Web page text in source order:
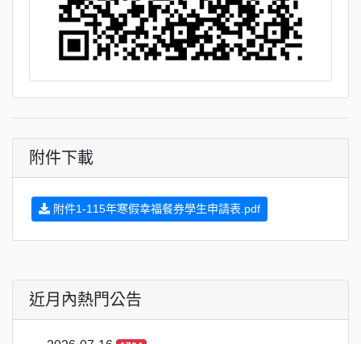
附件下載
附件1-115年寒假幸福餐券學生申請表.pdf
近月內熱門公告